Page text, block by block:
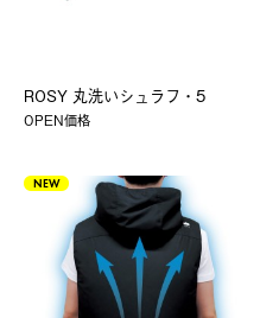
ROSY 丸洗いシュラフ・5
OPEN価格
NEW